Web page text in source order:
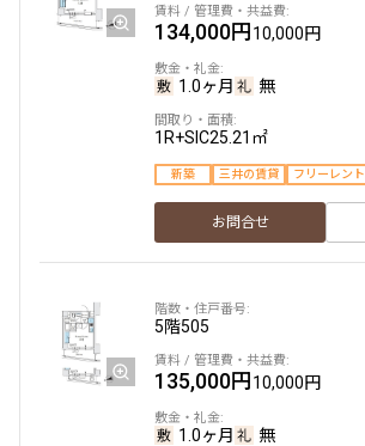
134,000円10,000円
1.0ヶ月 無
1R+SIC25.21㎡
新築 三井の賃貸 フリーレント
お問合せ
5階505
135,000円10,000円
1.0ヶ月 無